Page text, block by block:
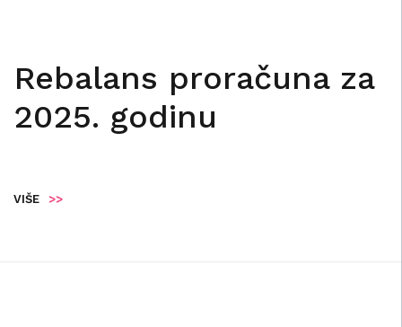
Rebalans proračuna za
2025. godinu
VIŠE >>